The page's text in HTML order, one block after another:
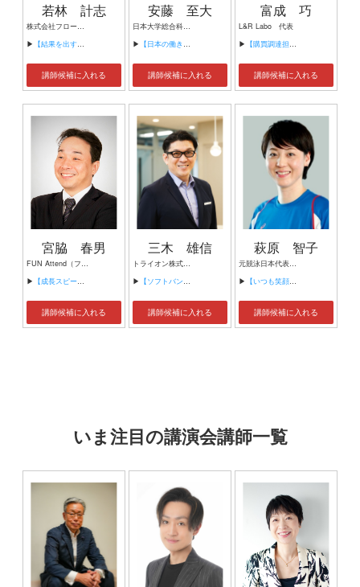
若林 計志
株式会社フローワン 代表取締役
▶ 【結果を出す最強チームの作り方 （現場の潜在力を引き出す３つのマネジメント技術）】
講師候補に入れる
安藤 至大
日本大学総合科学研究所准教授
▶ 【日本の働き方改革の全貌】
講師候補に入れる
富成 巧
L&R Labo 代表
▶ 【購買調達担当者のための 納期・価格交渉スキルアップ講座】
講師候補に入れる
宮脇 春男
FUN Attend（ファンアテンド） 代表 人材育成・モチベーションコンサルタント 一般財団法人ブランドマネージャー認定協会トレーナー 株式会社関西コレクションエンターテイメント（ＫＥＣ） 特別講師 株式会社エナジーソース アソシエイト・パートナー
▶ 【成長スピードを加速させるモチベーション強化術 ～「やらされている」から「やる」へのイノベーション～】
講師候補に入れる
三木 雄信
トライオン株式会社 代表取締役社長 （ソフトバンク 元社長室長）
▶ 【ソフトバンクに学ぶ 超高速PDCA】
講師候補に入れる
萩原 智子
元競泳日本代表（シドニー五輪出場） 日本水泳連盟理事 日本知的障害者水泳連盟理事就任。 2020東京オリンピック・パラリンピック競技大会組織委員会アスリート委員 日本体操協会改革推進担当理事
▶ 【いつも笑顔で】
講師候補に入れる
いま注目の講演会講師一覧